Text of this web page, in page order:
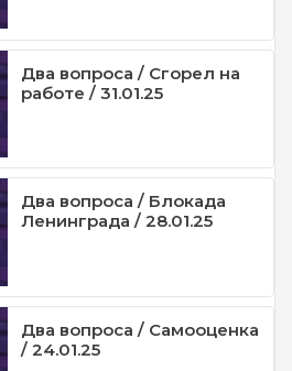
Два вопроса / Сгорел на
работе / 31.01.25
Два вопроса / Блокада
Ленинграда / 28.01.25
Два вопроса / Самооценка
/ 24.01.25